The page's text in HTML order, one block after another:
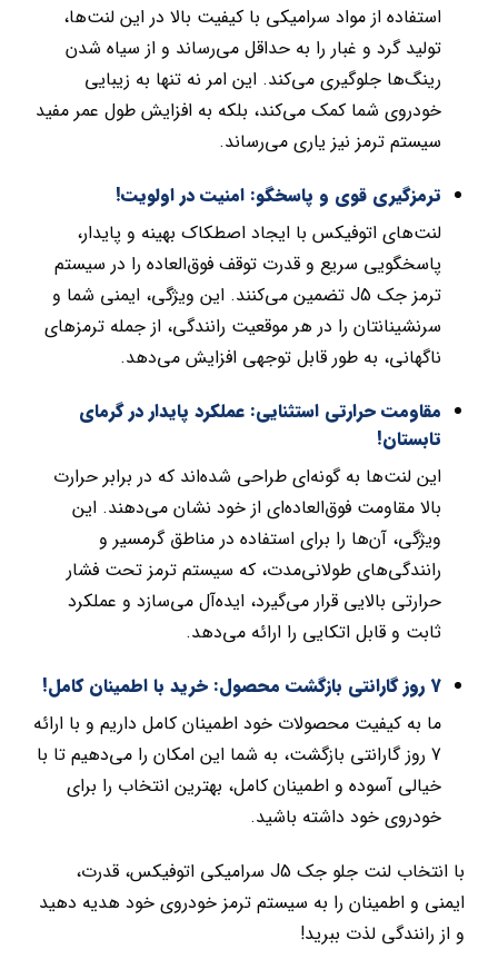
استفاده از مواد سرامیکی با کیفیت بالا در این لنت‌ها،
تولید گرد و غبار را به حداقل می‌رساند و از سیاه شدن
رینگ‌ها جلوگیری می‌کند. این امر نه تنها به زیبایی
خودروی شما کمک می‌کند، بلکه به افزایش طول عمر مفید
سیستم ترمز نیز یاری می‌رساند.
ترمزگیری قوی و پاسخگو: امنیت در اولویت!
لنت‌های اتوفیکس با ایجاد اصطکاک بهینه و پایدار،
پاسخگویی سریع و قدرت توقف فوق‌العاده را در سیستم
ترمز جک J5 تضمین می‌کنند. این ویژگی، ایمنی شما و
سرنشینانتان را در هر موقعیت رانندگی، از جمله ترمزهای
ناگهانی، به طور قابل توجهی افزایش می‌دهد.
مقاومت حرارتی استثنایی: عملکرد پایدار در گرمای
تابستان!
این لنت‌ها به گونه‌ای طراحی شده‌اند که در برابر حرارت
بالا مقاومت فوق‌العاده‌ای از خود نشان می‌دهند. این
ویژگی، آن‌ها را برای استفاده در مناطق گرمسیر و
رانندگی‌های طولانی‌مدت، که سیستم ترمز تحت فشار
حرارتی بالایی قرار می‌گیرد، ایده‌آل می‌سازد و عملکرد
ثابت و قابل اتکایی را ارائه می‌دهد.
7 روز گارانتی بازگشت محصول: خرید با اطمینان کامل!
ما به کیفیت محصولات خود اطمینان کامل داریم و با ارائه
7 روز گارانتی بازگشت، به شما این امکان را می‌دهیم تا با
خیالی آسوده و اطمینان کامل، بهترین انتخاب را برای
خودروی خود داشته باشید.
با انتخاب لنت جلو جک J5 سرامیکی اتوفیکس، قدرت،
ایمنی و اطمینان را به سیستم ترمز خودروی خود هدیه دهید
و از رانندگی لذت ببرید!